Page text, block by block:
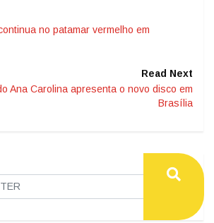
no patamar vermelho em
Read Next
Ana Carolina apresenta o novo disco em
Brasília